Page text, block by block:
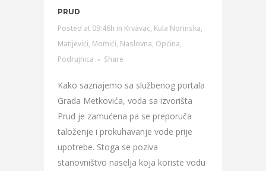
PRUD
Posted at 09:46h in Krvavac, Kula Norinska,
Matijevići, Momići, Naslovna, Općina,
Podrujnica
Share
Kako saznajemo sa službenog portala
Grada Metkovića, voda sa izvorišta
Prud je zamućena pa se preporuča
taloženje i prokuhavanje vode prije
upotrebe. Stoga se poziva
stanovništvo naselja koja koriste vodu